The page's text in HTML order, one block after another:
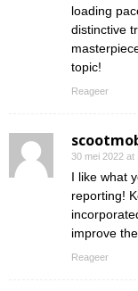
loading
distinctive
topic!
Reageer
30 mei 2022 at
I like what
reporting!
improve
Reageer